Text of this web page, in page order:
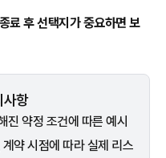
료 후 선택지가 중요하면 보
사항
진 약정 조건에 따른 예시
약 시점에 따라 실제 리스